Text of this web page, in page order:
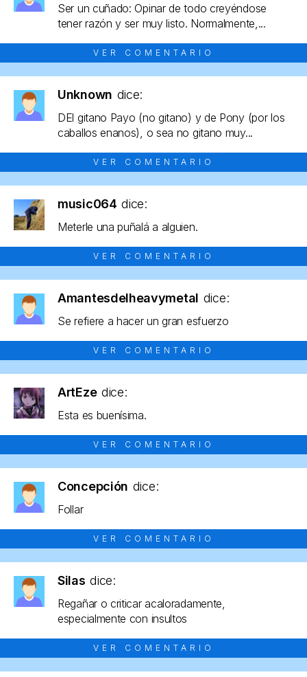
Ser un cuñado: Opinar de todo creyéndose
tener razón y ser muy listo. Normalmente,...
VER COMENTARIO
Unknown dice:
DEl gitano Payo (no gitano) y de Pony (por los
caballos enanos), o sea no gitano muy...
VER COMENTARIO
music064 dice:
Meterle una puñalá a alguien.
VER COMENTARIO
Amantesdelheavymetal dice:
Se refiere a hacer un gran esfuerzo
VER COMENTARIO
ArtEze dice:
Esta es buenísima.
VER COMENTARIO
Concepción dice:
Follar
VER COMENTARIO
Silas dice:
Regañar o criticar acaloradamente,
especialmente con insultos
VER COMENTARIO